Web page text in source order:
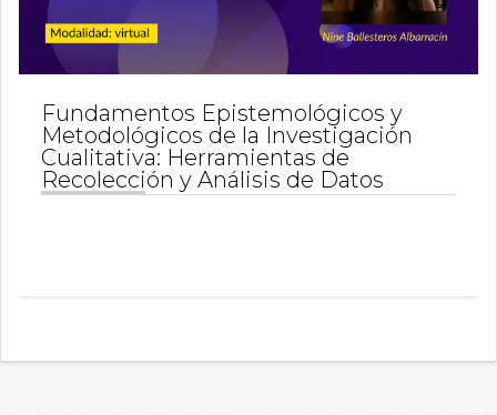
Fundamentos Epistemológicos y
Metodológicos de la Investigación
Cualitativa: Herramientas de
Recolección y Análisis de Datos